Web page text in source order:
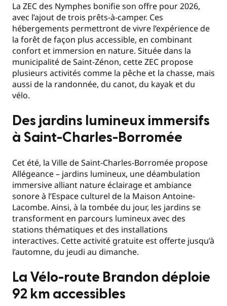
La ZEC des Nymphes bonifie son offre pour 2026,
avec l’ajout de trois prêts-à-camper. Ces
hébergements permettront de vivre l’expérience de
la forêt de façon plus accessible, en combinant
confort et immersion en nature. Située dans la
municipalité de Saint-Zénon, cette ZEC propose
plusieurs activités comme la pêche et la chasse, mais
aussi de la randonnée, du canot, du kayak et du
vélo.
Des jardins lumineux immersifs
à Saint-Charles-Borromée
Cet été, la Ville de Saint-Charles-Borromée propose
Allégeance – jardins lumineux, une déambulation
immersive alliant nature éclairage et ambiance
sonore à l’Espace culturel de la Maison Antoine-
Lacombe. Ainsi, à la tombée du jour, les jardins se
transforment en parcours lumineux avec des
stations thématiques et des installations
interactives. Cette activité gratuite est offerte jusqu’à
l’automne, du jeudi au dimanche.
La Vélo-route Brandon déploie
92 km accessibles